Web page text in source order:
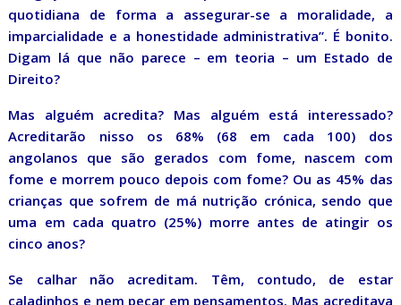
quotidiana de forma a assegurar-se a moralidade, a
imparcialidade e a honestidade administrativa”. É bonito.
Digam lá que não parece – em teoria – um Estado de
Direito?
Mas alguém acredita? Mas alguém está interessado?
Acreditarão nisso os 68% (68 em cada 100) dos
angolanos que são gerados com fome, nascem com
fome e morrem pouco depois com fome? Ou as 45% das
crianças que sofrem de má nutrição crónica, sendo que
uma em cada quatro (25%) morre antes de atingir os
cinco anos?
Se calhar não acreditam. Têm, contudo, de estar
caladinhos e nem pecar em pensamentos. Mas acreditava